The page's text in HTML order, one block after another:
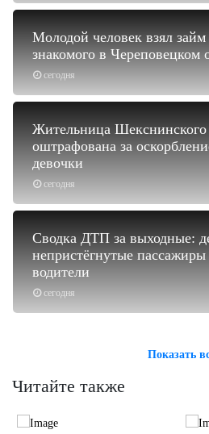
сегодня
Молодой человек взял займ
знакомого в Череповецком
сегодня
Жительница Шекснинского
оштрафована за
девочки
сегодня
Сводка ДТП за выходные:
непристёгнутые
водители
Показать
Читайте также